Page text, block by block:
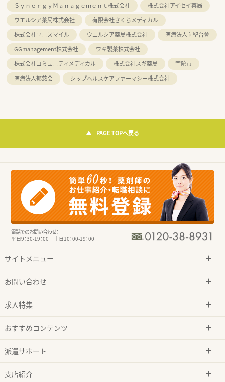
ＳｙｎｅｒｇｙＭａｎａｇｅｍｅｎｔ株式会社
株式会社アイセイ薬局
ウエルシア薬局株式会社
有限会社さくらメディカル
株式会社ユニスマイル
ウエルシア薬局株式会社
医療法人向聖台會
GGmanagement株式会社
ワキ製薬株式会社
株式会社コミュニティメディカル
株式会社スギ薬局
宇陀市
医療法人郁慈会
シップヘルスケアファーマシー株式会社
PAGE TOPへ戻る
電話でのお問い合わせ：
平日9：30-19：00 土日10：00-19：00
サイトメニュー
お問い合わせ
求人特集
おすすめコンテンツ
派遣サポート
支店紹介